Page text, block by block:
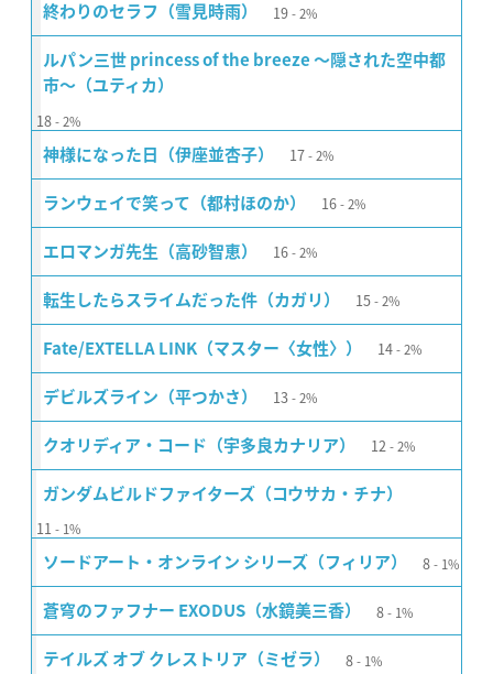
終わりのセラフ（雪見時雨） 19 2%
ルパン三世 princess of the breeze 〜隠された空中都
市〜（ユティカ）
18 2%
神様になった日（伊座並杏子） 17 2%
ランウェイで笑って（都村ほのか） 16 2%
エロマンガ先生（高砂智恵） 16 2%
転生したらスライムだった件（カガリ） 15 2%
Fate/EXTELLA LINK（マスター〈女性〉） 14 2%
デビルズライン（平つかさ） 13 2%
クオリディア・コード（宇多良カナリア） 12 2%
ガンダムビルドファイターズ（コウサカ・チナ）
11 1%
ソードアート・オンライン シリーズ（フィリア） 8 1%
蒼穹のファフナー EXODUS（水鏡美三香） 8 1%
テイルズ オブ クレストリア（ミゼラ） 8 1%